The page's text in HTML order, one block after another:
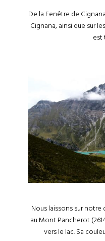
De la Fenêtre de
Cignana, ainsi que sur
est
Nous laissons sur
au Mont Pancherot
vers le lac. Sa